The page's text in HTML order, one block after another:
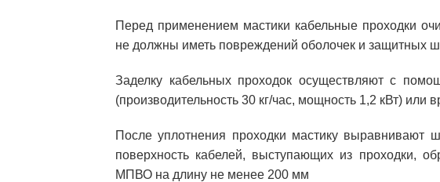
Перед применением мастики кабельные проходки
не должны иметь повреждений оболочек и защитных
Заделку кабельных проходок осуществляют с
(производительность 30 кг/час, мощность 1,2 кВт)
После уплотнения проходки мастику выравнивают
поверхность кабелей, выступающих из проходки,
МПВО на длину не менее 200 мм